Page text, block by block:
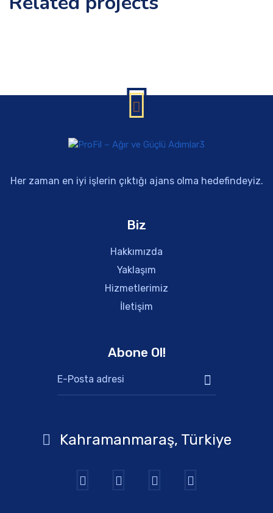
Her zaman en iyi işlerin çıktığı ajans olma hedefindeyiz.
Biz
Hakkımızda
Yaklaşım
Hizmetlerimiz
İletişim
Abone Ol!
Kahramanmaraş, Türkiye